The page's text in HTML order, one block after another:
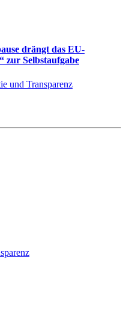
drängt das EU-
zur Selbstaufgabe
und Transparenz